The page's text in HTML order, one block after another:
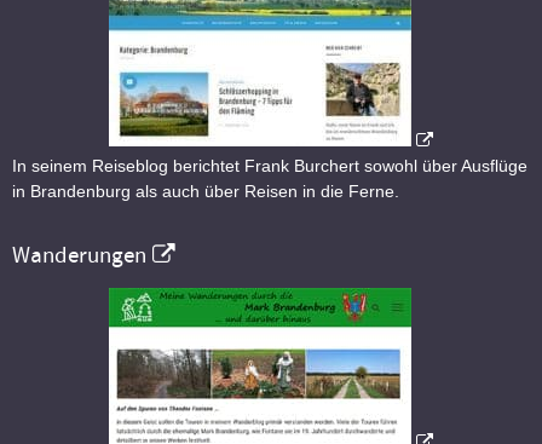
In seinem Reiseblog berichtet Frank Burchert sowohl über Ausflüge
in Brandenburg als auch über Reisen in die Ferne.
Wanderungen